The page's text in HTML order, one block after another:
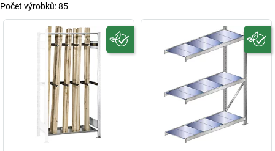
bezpečné a efektivní skladování, individuální design a maximální
skladovací kapacitu – i na minimálním prostoru.
Nároky zákazníků jsou vysoké. A skoro ještě vyšší jsou nároky,
které na sebe kladou zaměstnanci ohledně výroby a kvality. A to je
přesně to, co je pro firmu
SCHULTE Lagertechnikcharakteristické
– a tím se její výrobky perfektně hodí do našeho sortimentu.
Objevte nyní naše nabídky!
Počet výrobků:85